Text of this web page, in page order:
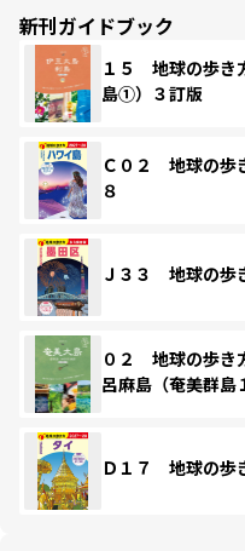
新刊ガイドブック
１５ 地球の歩
島①）３訂版
Ｃ０２ 地球の歩
８
Ｊ３３ 地球の
０２ 地球の歩
呂麻島（奄美群
Ｄ１７ 地球の